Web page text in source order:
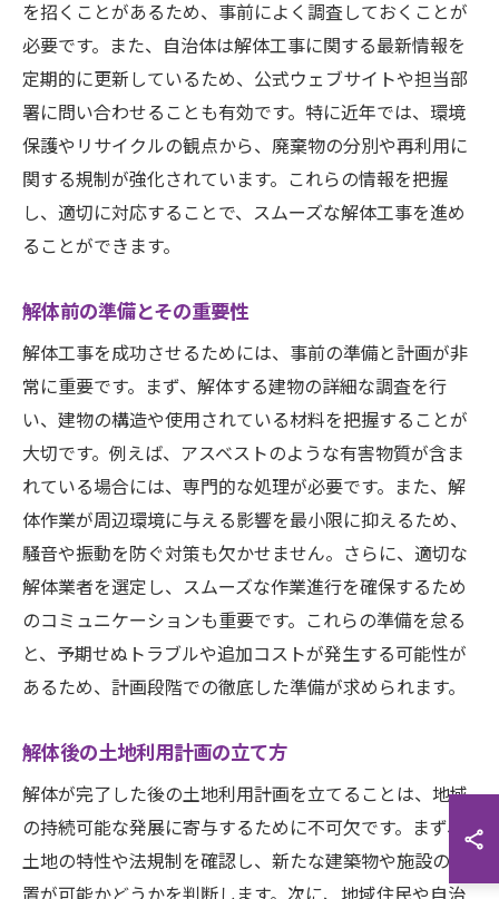
を招くことがあるため、事前によく調査しておくことが
必要です。また、自治体は解体工事に関する最新情報を
定期的に更新しているため、公式ウェブサイトや担当部
署に問い合わせることも有効です。特に近年では、環境
保護やリサイクルの観点から、廃棄物の分別や再利用に
関する規制が強化されています。これらの情報を把握
し、適切に対応することで、スムーズな解体工事を進め
ることができます。
解体前の準備とその重要性
解体工事を成功させるためには、事前の準備と計画が非
常に重要です。まず、解体する建物の詳細な調査を行
い、建物の構造や使用されている材料を把握することが
大切です。例えば、アスベストのような有害物質が含ま
れている場合には、専門的な処理が必要です。また、解
体作業が周辺環境に与える影響を最小限に抑えるため、
騒音や振動を防ぐ対策も欠かせません。さらに、適切な
解体業者を選定し、スムーズな作業進行を確保するため
のコミュニケーションも重要です。これらの準備を怠る
と、予期せぬトラブルや追加コストが発生する可能性が
あるため、計画段階での徹底した準備が求められます。
解体後の土地利用計画の立て方
解体が完了した後の土地利用計画を立てることは、地域
の持続可能な発展に寄与するために不可欠です。まず、
土地の特性や法規制を確認し、新たな建築物や施設の設
置が可能かどうかを判断します。次に、地域住民や自治